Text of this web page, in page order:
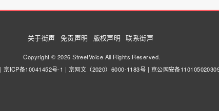
关于街声 免责声明 版权声明 联系街声
Copyright © 2026 StreetVoice All Rights Reserved.
|京ICP备10041452号-1 | 京网文（2020）6000-1183号 | 京公网安备